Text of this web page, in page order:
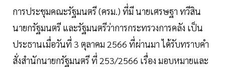
การประชุมคณะรัฐมนตรี (ครม.) ที่มี นายเศรษฐา ทวีสิน
นายกรัฐมนตรี และรัฐมนตรีว่าการกระทรวงการคลัง เป็น
ประธานเมื่อวันที่ 3 ตุลาคม 2566 ที่ผ่านมา ได้รับทราบคำ
สั่งสำนักนายกรัฐมนตรี ที่ 253/2566 เรื่อง มอบหมายและ